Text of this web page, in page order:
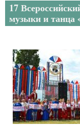
17
музыки и танца